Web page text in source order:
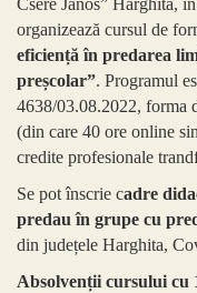
organizează cursul de
eficiență în predarea
preșcolar”. Programul
4638/03.08.2022, forma
(din care 40 ore online
credite profesionale
Se pot înscrie cadre
predau în grupe cu
din județele Harghita,
Absolvenții cursului cu